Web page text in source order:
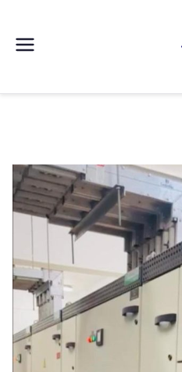
التكنولوجيا
الصناعى
جامعة
سوهاج |